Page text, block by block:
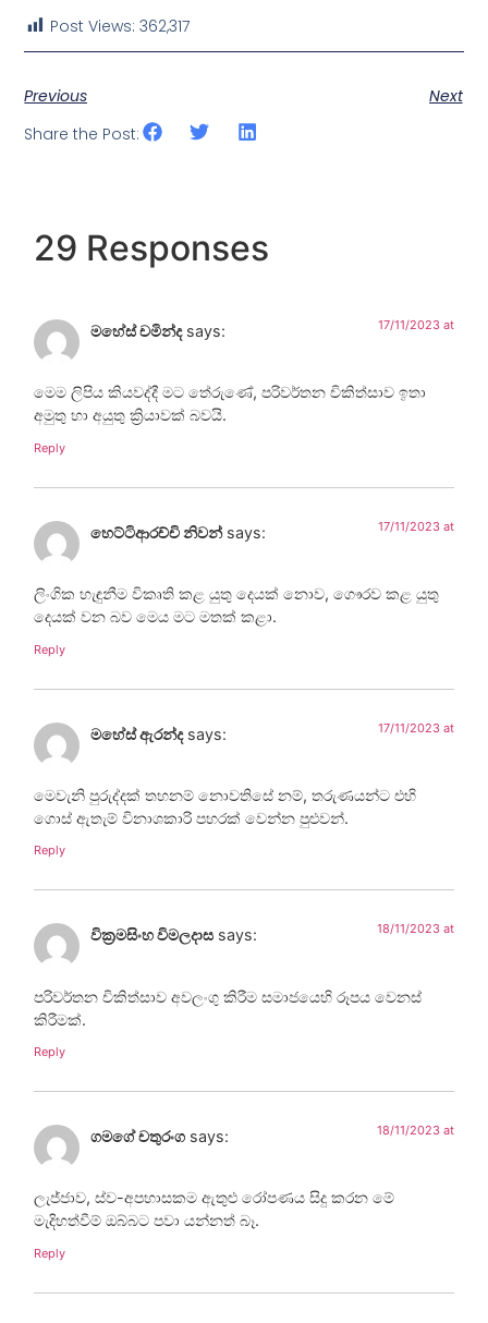
Post Views: 362,317
Previous
Next
Share the Post:
29 Responses
මහේස් චමින්ද says: 17/11/2023 at
මෙම ලිපිය කියවද්දී මට තේරුණේ, පරිවර්තන චිකිත්සාව ඉතා
අමුතු හා අයුතු ක්‍රියාවක් බවයි.
Reply
හෙට්ටිආරච්චි නිවන් says: 17/11/2023 at
ලිංගික හැඳුනීම විකෘති කළ යුතු දෙයක් නොව, ගෞරව කළ යුතු
දෙයක් වන බව මෙය මට මතක් කළා.
Reply
මහේස් ඇරන්ද says: 17/11/2023 at
මෙවැනි පුරුද්දක් තහනම් නොවතිසේ නම්, තරුණයන්ට එහි
ගොස් ඇතැම් විනාශකාරි පහරක් වෙන්න පුළුවන්.
Reply
වික්‍රමසිංහ විමලදාස says: 18/11/2023 at
පරිවර්තන චිකිත්සාව අවලංගු කිරීම සමාජයෙහි රූපය වෙනස්
කිරීමක්.
Reply
ගමගේ චතුරංග says: 18/11/2023 at
ලැජ්ජාව, ස්ව-අපහාසකම ඇතුළු රෝපණය සිදු කරන මේ
මැදිහත්වීම් ඔබ්බට පවා යන්නත් බෑ.
Reply